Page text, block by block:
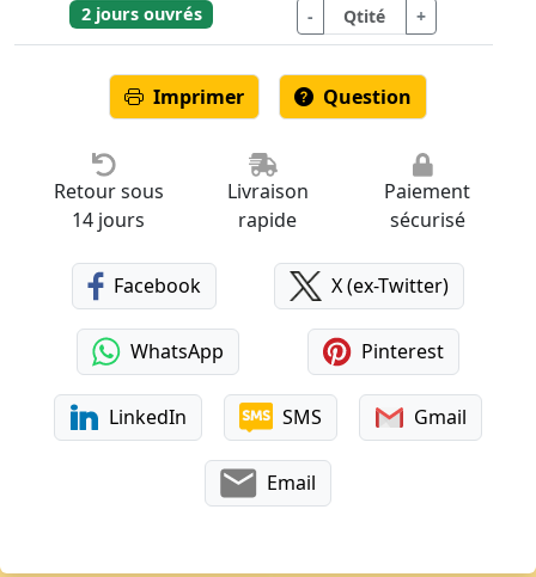
2 jours ouvrés - +
Imprimer Question
Retour sous
14 jours
Livraison
rapide
Paiement
sécurisé
Facebook X (ex-Twitter)
WhatsApp Pinterest
LinkedIn SMS Gmail
Email